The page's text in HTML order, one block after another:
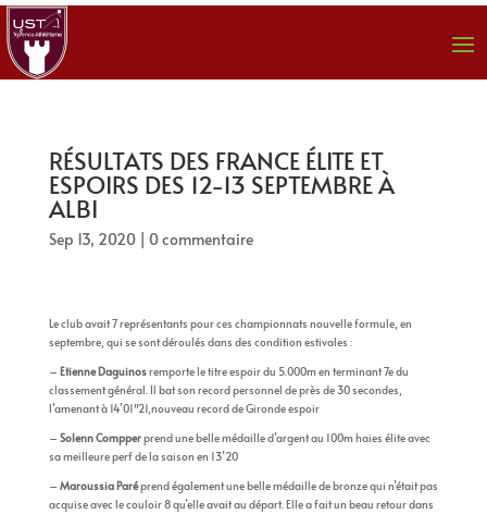
RÉSULTATS DES FRANCE ÉLITE ET
ESPOIRS DES 12-13 SEPTEMBRE À
ALBI
Sep 13, 2020| 0 commentaire
Le club avait 7 représentants pour ces championnats nouvelle formule, en
septembre, qui se sont déroulés dans des condition estivales :
– Etienne Daguinosremporte le titre espoir du 5.000m en terminant 7e du
classement général. Il bat son record personnel de près de 30 secondes,
l’amenant à 14’01″21,nouveau record de Gironde espoir
–Solenn Compperprend une belle médaille d’argent au 100m haies élite avec
sa meilleure perf de la saison en 13’20
–Maroussia Paréprend également une belle médaille de bronze qui n’était pas
acquise avec le couloir 8 qu’elle avait au départ. Elle a fait un beau retour dans